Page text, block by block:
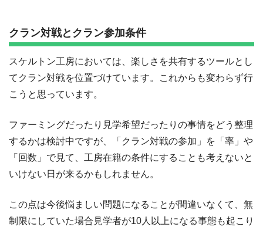
クラン対戦とクラン参加条件
スケルトン工房においては、楽しさを共有するツールとし
てクラン対戦を位置づけています。これからも変わらず行
こうと思っています。
ファーミングだったり見学希望だったりの事情をどう整理
するかは検討中ですが、「クラン対戦の参加」を「率」や
「回数」で見て、工房在籍の条件にすることも考えないと
いけない日が来るかもしれません。
この点は今後悩ましい問題になることが間違いなくて、無
制限にしていた場合見学者が10人以上になる事態も起こり